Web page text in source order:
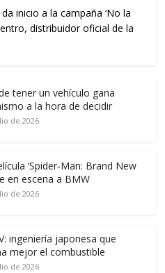
inicio a la campaña ‘No la
distribuidor oficial de la
tener un vehículo gana
a la hora de decidir
de 2026
‘Spider‑Man: Brand New
en escena a BMW
de 2026
ingeniería japonesa que
mejor el combustible
de 2026